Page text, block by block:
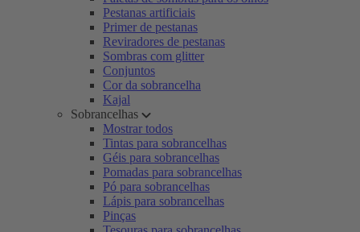
Pestanas artificiais
Primer de pestanas
Reviradores de pestanas
Sombras com glitter
Conjuntos
Cor da sobrancelha
Kajal
Sobrancelhas
Mostrar todos
Tintas para sobrancelhas
Géis para sobrancelhas
Pomadas para sobrancelhas
Pó para sobrancelhas
Lápis para sobrancelhas
Pinças